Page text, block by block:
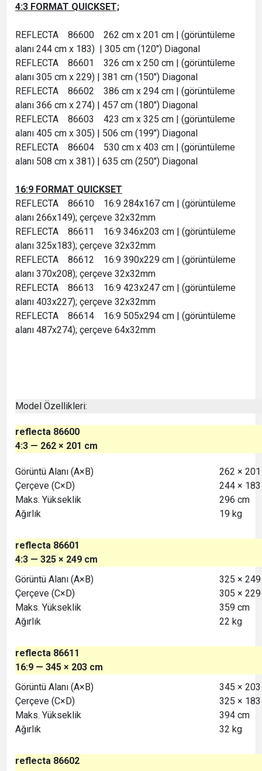
4:3 FORMAT QUICKSET;
REFLECTA 86600 262 cm x 201 cm | (görüntüleme
alanı 244 cm x 183) | 305 cm (120") Diagonal
REFLECTA 86601 326 cm x 250 cm | (görüntüleme
alanı 305 cm x 229) | 381 cm (150") Diagonal
REFLECTA 86602 386 cm x 294 cm | (görüntüleme
alanı 366 cm x 274) | 457 cm (180") Diagonal
REFLECTA 86603 423 cm x 325 cm | (görüntüleme
alanı 405 cm x 305) | 506 cm (199") Diagonal
REFLECTA 86604 530 cm x 403 cm | (görüntüleme
alanı 508 cm x 381) | 635 cm (250") Diagonal
16:9 FORMAT QUICKSET
REFLECTA 86610 16:9 284x167 cm | (görüntüleme
alanı 266x149); çerçeve 32x32mm
REFLECTA 86611 16:9 346x203 cm | (görüntüleme
alanı 325x183); çerçeve 32x32mm
REFLECTA 86612 16:9 390x229 cm | (görüntüleme
alanı 370x208); çerçeve 32x32mm
REFLECTA 86613 16:9 423x247 cm | (görüntüleme
alanı 403x227); çerçeve 32x32mm
REFLECTA 86614 16:9 505x294 cm | (görüntüleme
alanı 487x274); çerçeve 64x32mm
Model Özellikleri:
reflecta 86600
4:3 — 262 × 201 cm
Görüntü Alanı (A×B)
262 ×
Çerçeve (C×D)
244 ×
Maks. Yükseklik
296 cm
Ağırlık
19 kg
reflecta 86601
4:3 — 325 × 249 cm
Görüntü Alanı (A×B)
325 ×
Çerçeve (C×D)
305 ×
Maks. Yükseklik
359 cm
Ağırlık
22 kg
reflecta 86611
16:9 — 345 × 203 cm
Görüntü Alanı (A×B)
345 ×
Çerçeve (C×D)
325 ×
Maks. Yükseklik
394 cm
Ağırlık
32 kg
reflecta 86602